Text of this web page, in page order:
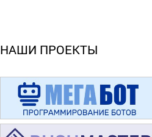
НАШИ ПРОЕКТЫ